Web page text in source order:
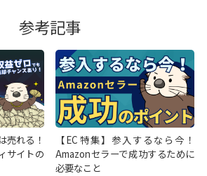
参考記事
売れる！
サイトの
【EC特集】参入するなら今！
Amazonセラーで成功するために
必要なこと